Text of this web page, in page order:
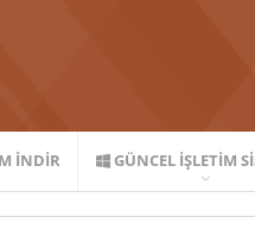
INDIR GÜNCEL İŞLETIM